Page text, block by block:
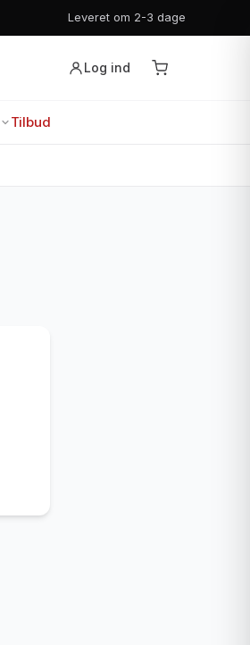
Leveret om 2-3 dage
Log ind
Tilbud